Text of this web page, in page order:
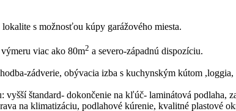
s možnosťou kúpy garážového miesta.
viac ako 80m2 a severo-západnú dispozíciu.
zádverie, obývacia izba s kuchynským kútom
vyšší štandard- dokončenie na kľúč- laminátová
na klimatizáciu, podlahové kúrenie, kvalitné plastové